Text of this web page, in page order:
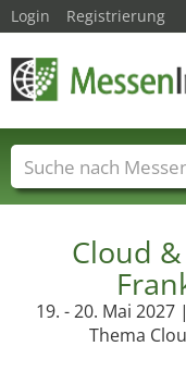
Cloud
19. - 20. Mai
Thema
Login Registrierung
Messenamen